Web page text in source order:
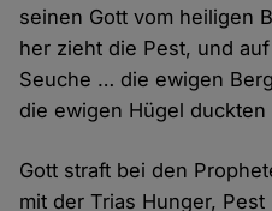
seinen Gott vom heiligen
her zieht die Pest, und
Seuche … die ewigen
die ewigen Hügel duckten
Gott straft bei den
mit der Trias Hunger,